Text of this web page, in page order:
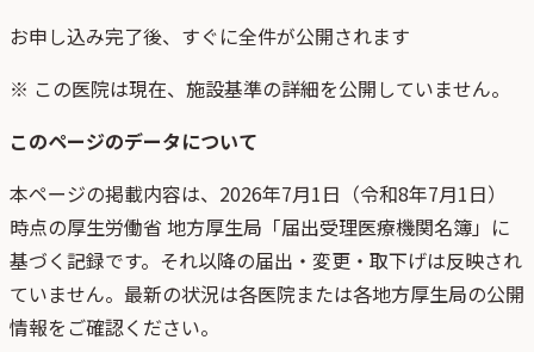
お申し込み完了後、すぐに全件が公開されます
※ この医院は現在、施設基準の詳細を公開していません。
このページのデータについて
本ページの掲載内容は、 2026年7月1日 （令和8年7月1日）
時点の厚生労働省 地方厚生局「届出受理医療機関名簿」 に
基づく記録です。それ以降の届出・変更・取下げは反映され
ていません。最新の状況は各医院または各地方厚生局の公開
情報をご確認ください。